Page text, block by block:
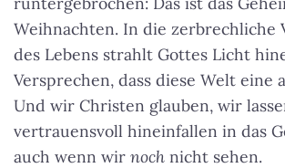
Weihnachten. In die zerbrechliche
des Lebens strahlt Gottes Licht
Versprechen, dass diese Welt eine
Und wir Christen glauben, wir
vertrauensvoll hineinfallen in das
auch wenn wir noch nicht sehen.